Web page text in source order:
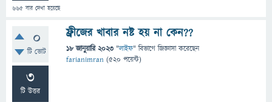
665 বার দেখা হয়েছে
0
টি ভোট
3
টি উত্তর
ফ্রীজের খাবার নষ্ট হয় না কেন??
18 জানুয়ারি 2023 "লাইফ" বিভাগে জিজ্ঞাসাকরেছেন
farianimran (520 পয়েন্ট)